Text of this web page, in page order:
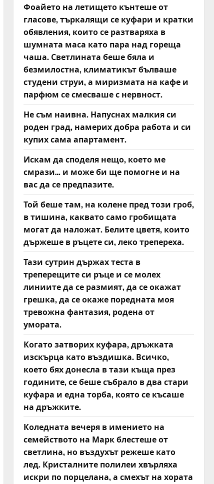
Фоайето на летището кънтеше от
гласове, търкалящи се куфари и кратки
обявления, които се разтваряха в
шумната маса като пара над гореща
чаша. Светлината беше бяла и
безмилостна, климатикът бълваше
студени струи, а миризмата на кафе и
парфюм се смесваше с нервност.
Не съм наивна. Напуснах малкия си
роден град, намерих добра работа и си
купих сама апартамент.
Искам да споделя нещо, което ме
смрази… и може би ще помогне и на
вас да се предпазите.
Той беше там, на колене пред този гроб,
в тишина, каквато само гробищата
могат да наложат. Белите цветя, които
държеше в ръцете си, леко трепереха.
Тази сутрин държах теста в
треперещите си ръце и се молех
линиите да се размият, да се окажат
грешка, да се окаже поредната моя
тревожна фантазия, родена от
умората.
Когато затворих куфара, дръжката
изскърца като въздишка. Всичко,
което бях донесла в тази къща през
годините, се беше събрало в два стари
куфара и една торба, която се късаше
на дръжките.
Коледната вечеря в имението на
семейството на Марк блестеше от
светлина, но въздухът режеше като
лед. Кристалните полилеи хвърляха
искри по порцелана, а смехът на хората